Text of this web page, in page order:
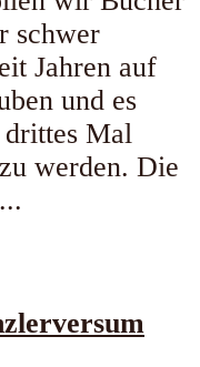
schwer
Jahren auf
und es
Mal
werden. Die